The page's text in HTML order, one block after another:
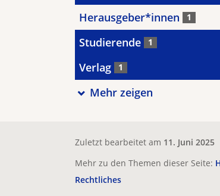
Herausgeber*innen 1
Studierende 1
Verlag 1
Mehr zeigen
Zuletzt bearbeitet am 11. Juni 2025
Mehr zu den Themen dieser Seite:
Rechtliches